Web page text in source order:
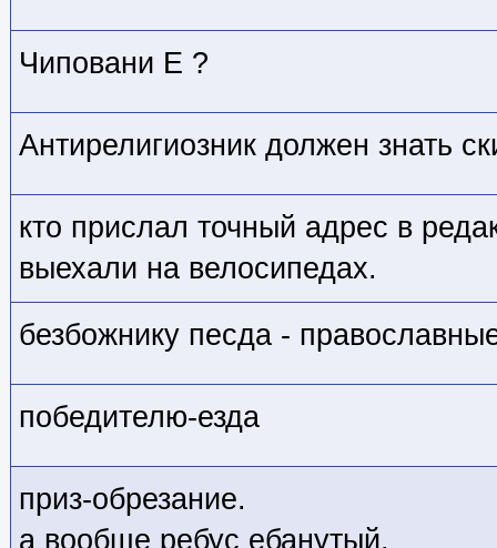
Чиповани Е ?
Антирелигиозник должен знать
кто прислал точный адрес в
выехали на велосипедах.
безбожнику песда -
победителю-езда
приз-обрезание.
а вообще ребус ебанутый.